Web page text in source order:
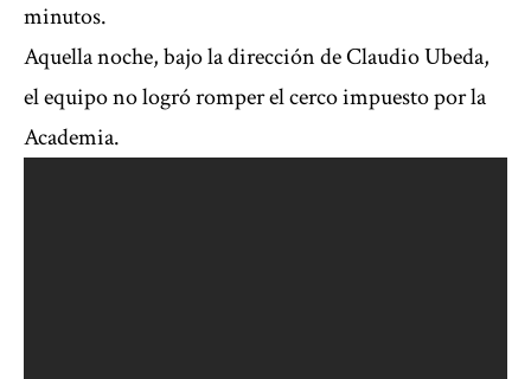
minutos.
Aquella noche, bajo la dirección de Claudio Ubeda,
el equipo no logró romper el cerco impuesto por la
Academia.